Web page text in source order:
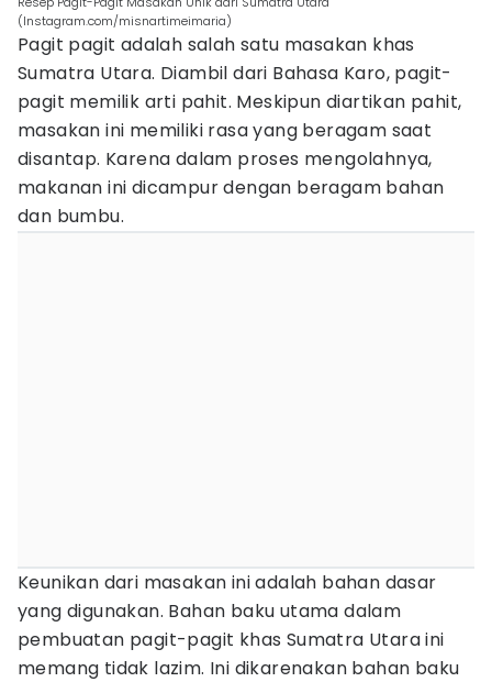
(Instagram.com/misnartimeimaria)
Pagit pagit adalah salah satu masakan khas
Sumatra Utara. Diambil dari Bahasa Karo, pagit-
pagit memilik arti pahit. Meskipun diartikan pahit,
masakan ini memiliki rasa yang beragam saat
disantap. Karena dalam proses mengolahnya,
makanan ini dicampur dengan beragam bahan
dan bumbu.
Keunikan dari masakan ini adalah bahan dasar
yang digunakan. Bahan baku utama dalam
pembuatan pagit-pagit khas Sumatra Utara ini
memang tidak lazim. Ini dikarenakan bahan baku